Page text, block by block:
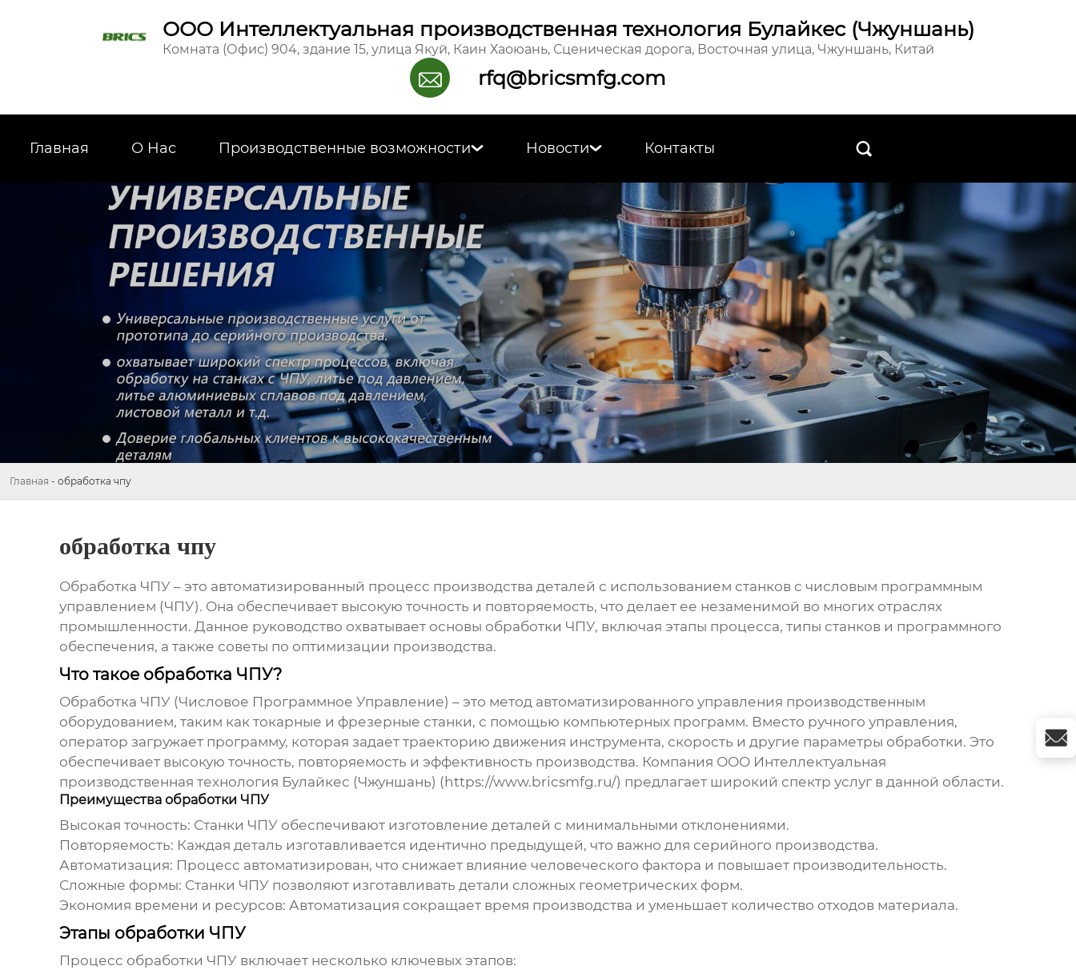
ООО Интеллектуальная производственная технология Булайкес (Чжуншань)
Комната (Офис) 904, здание 15, улица Якуй, Каин Хаоюань, Сценическая дорога, Восточная улица, Чжуншань, Китай
 rfq@bricsmfg.com
Главная О Hас Производственные возможности Новости Контакты 
Главная - обработка чпу
обработка чпу
Обработка ЧПУ – это автоматизированный процесс производства деталей с использованием станков с числовым программным
управлением (ЧПУ). Она обеспечивает высокую точность и повторяемость, что делает ее незаменимой во многих отраслях
промышленности. Данное руководство охватывает основы обработки ЧПУ, включая этапы процесса, типы станков и программного
обеспечения, а также советы по оптимизации производства.
Что такое обработка ЧПУ?
Обработка ЧПУ (Числовое Программное Управление) – это метод автоматизированного управления производственным
оборудованием, таким как токарные и фрезерные станки, с помощью компьютерных программ. Вместо ручного управления,
оператор загружает программу, которая задает траекторию движения инструмента, скорость и другие параметры обработки. Это
обеспечивает высокую точность, повторяемость и эффективность производства. Компания ООО Интеллектуальная
производственная технология Булайкес (Чжуншань) ( https://www.bricsmfg.ru/) предлагает широкий спектр услуг в данной области.
Преимущества обработки ЧПУ
Высокая точность: Станки ЧПУ обеспечивают изготовление деталей с минимальными отклонениями.
Повторяемость: Каждая деталь изготавливается идентично предыдущей, что важно для серийного производства.
Автоматизация: Процесс автоматизирован, что снижает влияние человеческого фактора и повышает производительность.
Сложные формы: Станки ЧПУ позволяют изготавливать детали сложных геометрических форм.
Экономия времени и ресурсов: Автоматизация сокращает время производства и уменьшает количество отходов материала.
Этапы обработки ЧПУ
Процесс обработки ЧПУ включает несколько ключевых этапов: